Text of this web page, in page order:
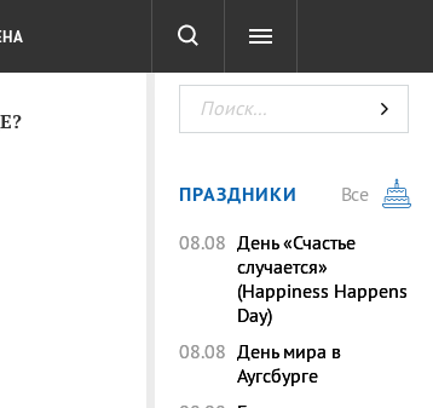
ТЕСТЫ
ПРАЗДНИКИ
Все
08.08 День «Счастье
случается»
(Happiness Happens
Day)
08.08 День мира в
Аугсбурге